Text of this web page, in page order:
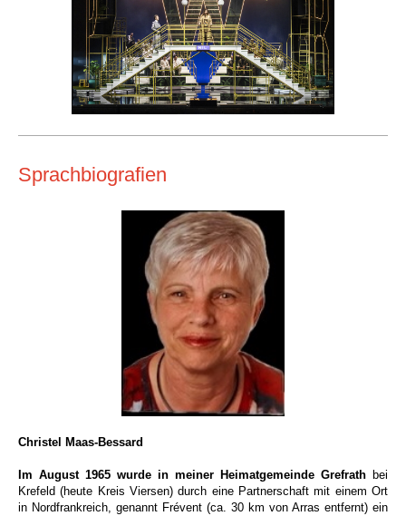
Sprachbiografien
Christel Maas-Bessard
Im August 1965 wurde in meiner Heimatgemeinde Grefrath bei
Krefeld (heute Kreis Viersen) durch eine Partnerschaft mit einem Ort
in Nordfrankreich, genannt Frévent (ca. 30 km von Arras entfernt) ein